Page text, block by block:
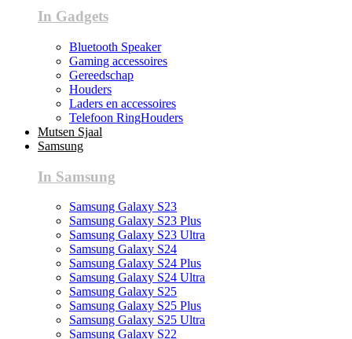
In Gadgets
Bluetooth Speaker
Gaming accessoires
Gereedschap
Houders
Laders en accessoires
Telefoon RingHouders
Mutsen Sjaal
Samsung
In Samsung
Samsung Galaxy S23
Samsung Galaxy S23 Plus
Samsung Galaxy S23 Ultra
Samsung Galaxy S24
Samsung Galaxy S24 Plus
Samsung Galaxy S24 Ultra
Samsung Galaxy S25
Samsung Galaxy S25 Plus
Samsung Galaxy S25 Ultra
Samsung Galaxy S22